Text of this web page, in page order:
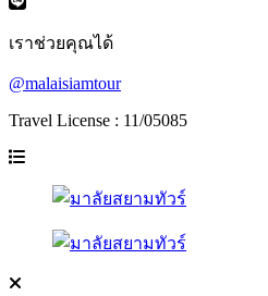
เราช่วยคุณได้
@malaisiamtour
Travel License : 11/05085